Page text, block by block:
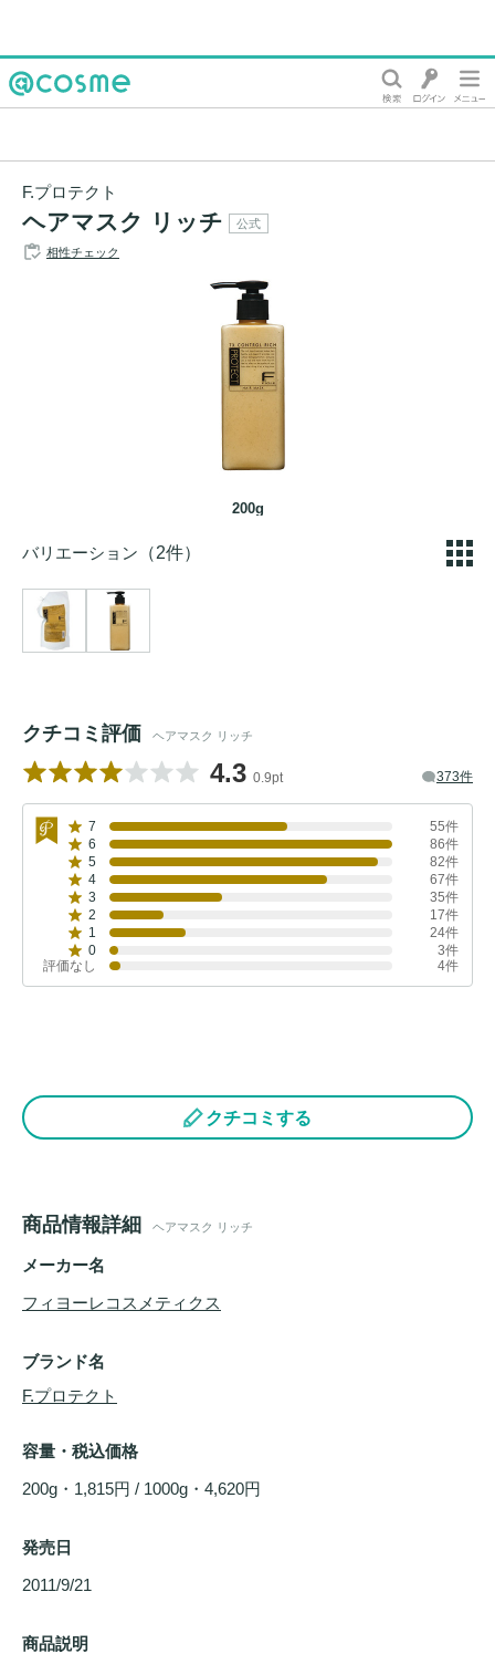
F.プロテクト
ヘアマスク リッチ 公式
相性チェック
200g
バリエーション （2件）
クチコミ評価 ヘアマスク リッチ
4.3 0.9pt 373件
7
55件
6
86件
5
82件
4
67件
3
35件
2
17件
1
24件
0
3件
評価なし
4件
クチコミする
商品情報詳細 ヘアマスク リッチ
メーカー名
フィヨーレコスメティクス
ブランド名
F.プロテクト
容量・税込価格
200g・1,815円 / 1000g・4,620円
発売日
2011/9/21
商品説明